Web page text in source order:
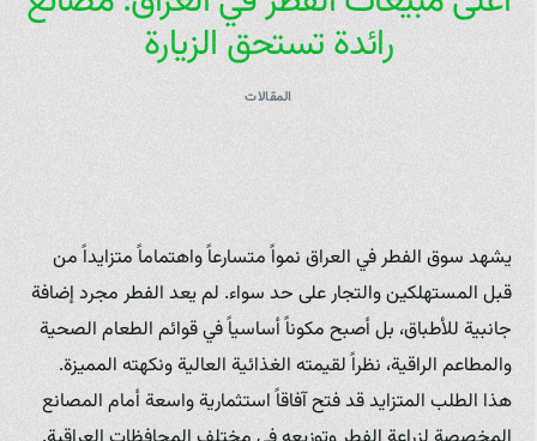
رائدة تستحق الزيارة
المقالات
يشهد سوق الفطر في العراق نمواً متسارعاً واهتماماً متزايداً من
قبل المستهلكين والتجار على حد سواء. لم يعد الفطر مجرد إضافة
جانبية للأطباق، بل أصبح مكوناً أساسياً في قوائم الطعام الصحية
والمطاعم الراقية، نظراً لقيمته الغذائية العالية ونكهته المميزة.
هذا الطلب المتزايد قد فتح آفاقاً استثمارية واسعة أمام المصانع